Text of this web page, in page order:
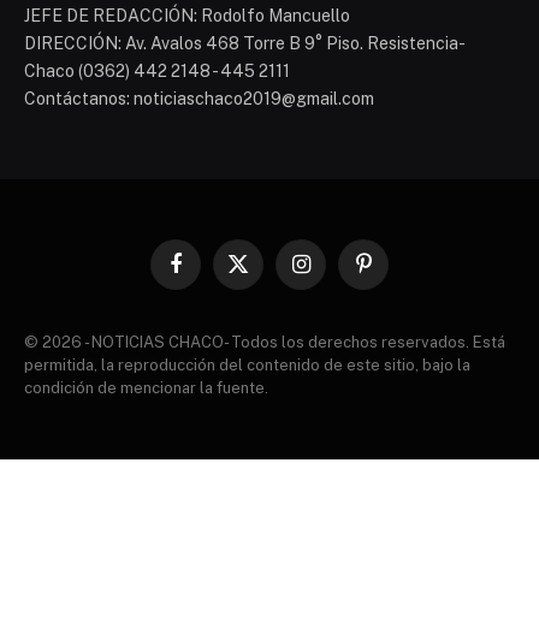
JEFE DE REDACCIÓN: Rodolfo Mancuello
DIRECCIÓN: Av. Avalos 468 Torre B 9° Piso. Resistencia-
Chaco (0362) 442 2148 - 445 2111
Contáctanos: noticiaschaco2019@gmail.com
Facebook
X
InstagramPinterest
© 2026 - NOTICIAS CHACO- Todos los derechos reservados. Está
permitida, la reproducción del contenido de este sitio, bajo la
condición de mencionar la fuente.